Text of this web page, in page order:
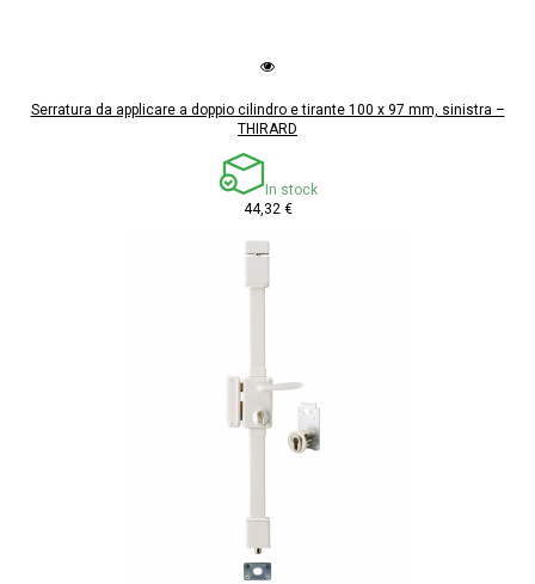
Serratura da applicare a doppio cilindro e tirante 100 x 97 mm, sinistra –
THIRARD
In stock
44,32 €